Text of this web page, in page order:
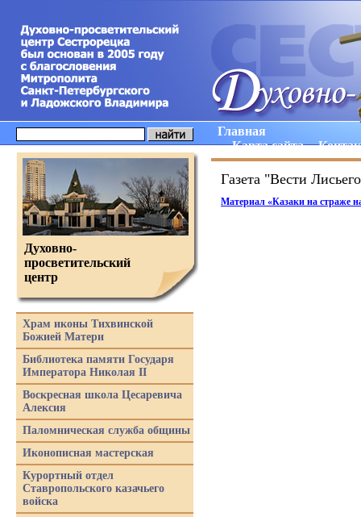
Главная
Карта сайта
Газета "Вести
Материал «Казаки на страже
Духовно-
просветительский
центр
Храм иконы Тихвинской
Божией Матери
Библиотека памяти Государя
Императора Николая II
Воскресная школа Цесаревича
Алексия
Паломническая служба общины
Иконописная мастерская
Курортный отдел
Ставропольского казачьего
войска